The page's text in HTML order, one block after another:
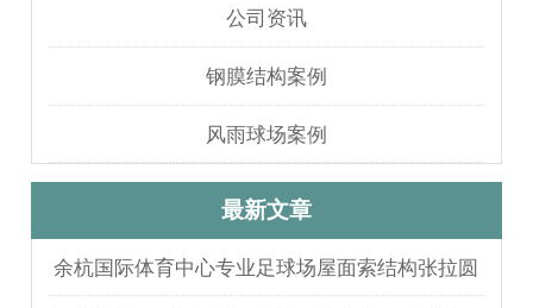
公司资讯
钢膜结构案例
风雨球场案例
最新文章
余杭国际体育中心专业足球场屋面索结构张拉圆